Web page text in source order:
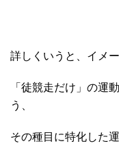
詳しくいうと、イメー
「徒競走だけ」の運
う、
その種目に特化した